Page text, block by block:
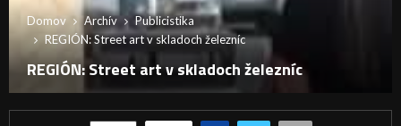
Domov Archív
Publicistika
REGIÓN: Street art v skladoch železníc
REGIÓN: Street art v skladoch železníc